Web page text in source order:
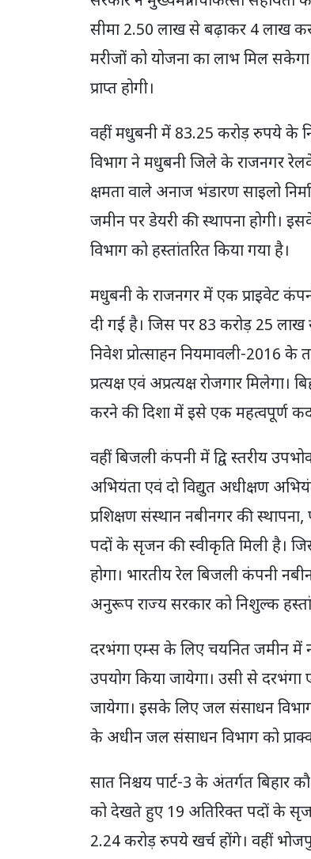
सीमा 2.50 लाख से बढ़ाकर 4 लाख
मरीजों को योजना का लाभ मिल
प्राप्त होगी।
वहीं मधुबनी में 83.25 करोड़ रुपये के
विभाग ने मधुबनी जिले के राजनगर
क्षमता वाले अनाज भंडारण साइलो
जमीन पर डेयरी की स्थापना होगी।
विभाग को हस्तांतरित किया गया है।
मधुबनी के राजनगर में एक प्राइवेट
दी गई है। जिस पर 83 करोड़ 25 लाख
निवेश प्रोत्साहन नियमावली-2016 के
प्रत्यक्ष एवं अप्रत्यक्ष रोजगार
करने की दिशा में इसे एक महत्वपूर्ण
वहीं बिजली कंपनी में द्वि स्तरीय
अभियंता एवं दो विद्युत अधीक्षण
प्रशिक्षण संस्थान नबीनगर की
पदों के सृजन की स्वीकृति मिली है।
होगा। भारतीय रेल बिजली कंपनी
अनुरूप राज्य सरकार को निशुल्क
दरभंगा एम्स के लिए चयनित जमीन में
उपयोग किया जायेगा। उसी से दरभंगा
जायेगा। इसके लिए जल संसाधन विभाग
के अधीन जल संसाधन विभाग को
सात निश्चय पार्ट-3 के अंतर्गत
को देखते हुए 19 अतिरिक्त पदों के
2.24 करोड़ रुपये खर्च होंगे। वहीं